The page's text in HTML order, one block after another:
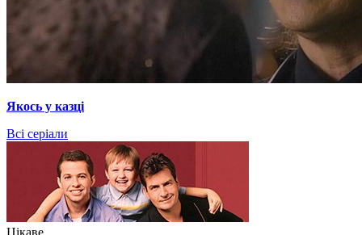
Якось у казці
Всі серіали
Цікаве